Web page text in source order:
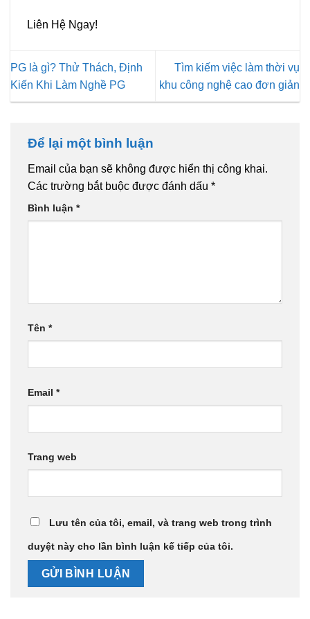
Liên Hệ Ngay!
PG là gì? Thử Thách, Định
Kiến Khi Làm Nghề PG
Tìm kiếm việc làm thời vụ
khu công nghệ cao đơn giản
Để lại một bình luận
Email của bạn sẽ không được hiển thị công khai.
Các trường bắt buộc được đánh dấu *
Bình luận *
Tên *
Email *
Trang web
Lưu tên của tôi, email, và trang web trong trình
duyệt này cho lần bình luận kế tiếp của tôi.